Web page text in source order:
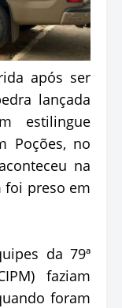
após ser
lançada
estilingue
Poções, no
na
foi preso em
da 79ª
faziam
foram